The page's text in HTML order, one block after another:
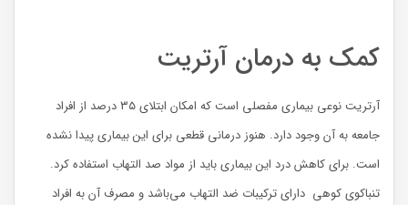
کمک به درمان آرتریت
آرتریت نوعی بیماری مفصلی است که امکان ابتلای ۳۵ درصد از افراد
جامعه به آن وجود دارد. هنوز درمانی قطعی برای این بیماری پیدا نشده
است. برای کاهش درد این بیماری باید از مواد صد التهاب استفاده کرد.
تنباکوی کوهی دارای ترکیبات ضد التهاب می‌باشد و مصرف آن به افراد